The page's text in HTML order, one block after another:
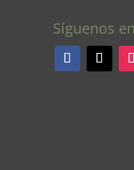
Síguenos